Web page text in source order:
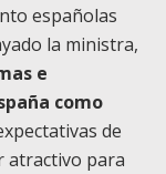
españolas
la ministra,
e
como
de
atractivo para